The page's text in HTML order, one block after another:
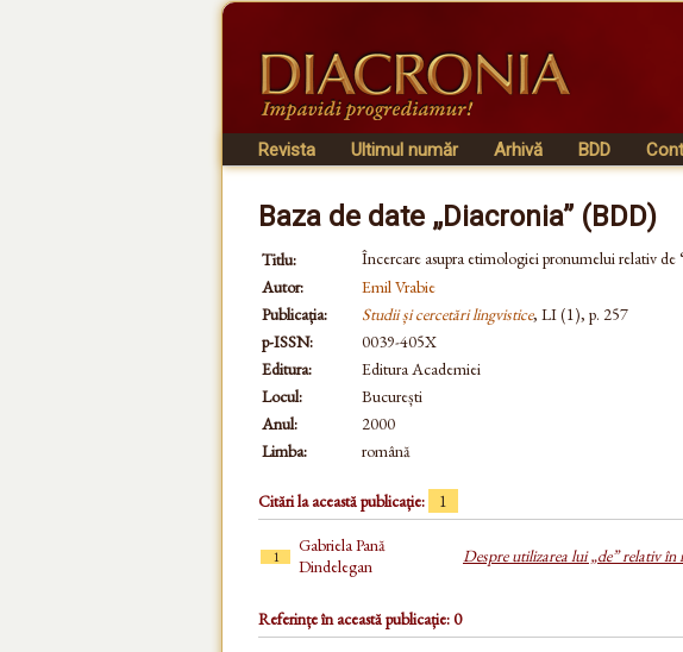
Revista Ultimul număr Arhivă BDD
Baza de date „Diacronia” (BDD)
Titlu:
Încercare asupra etimologiei pronumelui relativ de
Autor:
Emil Vrabie
Publicația:
Studii și cercetări lingvistice, LI (1), p. 257
p-ISSN:
0039-405X
Editura:
Editura Academiei
Locul:
București
Anul:
2000
Limba:
română
Citări la această publicație: 1
1
Gabriela Pană
Dindelegan
Despre utilizarea lui „de” relativ în
Referințe în această publicație: 0